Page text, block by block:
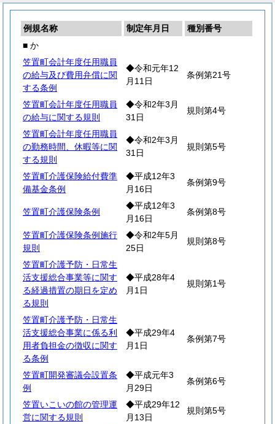
例規名称 制定年月日
種別番号
■ か
笠置町会計年度任用職員
の給与及び費用弁償に関
する条例
◆令和元年12
月11日
条例第21号
笠置町会計年度任用職員
の給与に関する規則
◆令和2年3月
31日
規則第4号
笠置町会計年度任用職員
の勤務時間、休暇等に関
する規則
◆令和2年3月
31日
規則第5号
笠置町介護保険給付費準
備基金条例
◆平成12年3
月16日
条例第9号
笠置町介護保険条例
◆平成12年3
月16日
条例第8号
笠置町介護保険条例施行
規則
◆令和2年5月
25日
規則第8号
笠置町介護予防・日常生
活支援総合事業等に関す
る経過措置の期日を定め
る規則
◆平成28年4
月1日
規則第1号
笠置町介護予防・日常生
活支援総合事業に係る利
用者負担金の徴収に関す
る条例
◆平成29年4
月1日
条例第7号
笠置町開発審議会設置条
例
◆平成元年3
月29日
条例第6号
笠置いこいの館の管理運
営に関する規則
◆平成29年12
月13日
規則第5号